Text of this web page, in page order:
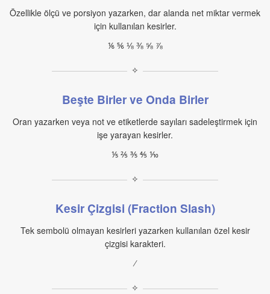
Özellikle ölçü ve porsiyon yazarken, dar alanda net miktar vermek
için kullanılan kesirler.
⅙ ⅚ ⅛ ⅜ ⅝ ⅞
✧
Beşte Birler ve Onda Birler
Oran yazarken veya not ve etiketlerde sayıları sadeleştirmek için
işe yarayan kesirler.
⅕ ⅖ ⅗ ⅘ ⅒
✧
Kesir Çizgisi (Fraction Slash)
Tek sembolü olmayan kesirleri yazarken kullanılan özel kesir
çizgisi karakteri.
⁄
✧